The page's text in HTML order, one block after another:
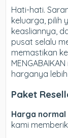
Hati-hati.
keluarga, pilih
keasliannya,
pusat selalu
memastikan
harganya
Paket
Harga
kami